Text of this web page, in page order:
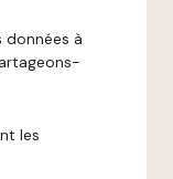
données à
les